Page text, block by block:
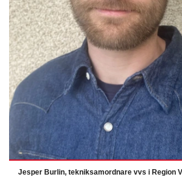
Jesper Burlin, tekniksamordnare vvs i Region